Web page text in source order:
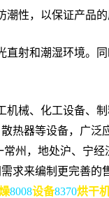
性，以保证产品
射和潮湿环境。
械、化工设备、
热器等设备，广
州，地处沪、宁
来编制更完善的
8008设备8370烘干